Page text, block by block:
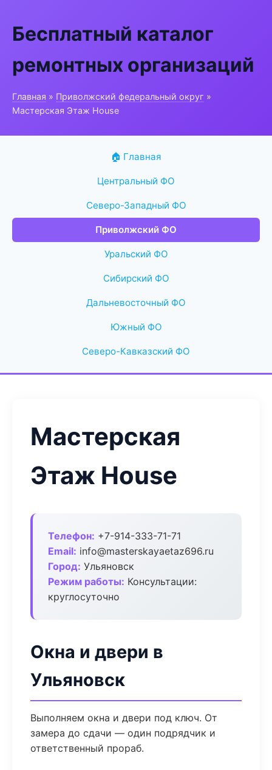
Бесплатный каталог
ремонтных организаций
Главная » Приволжский федеральный округ »
Мастерская Этаж House
🏠 Главная
Центральный ФО
Северо-Западный ФО
Приволжский ФО
Уральский ФО
Сибирский ФО
Дальневосточный ФО
Южный ФО
Северо-Кавказский ФО
Мастерская
Этаж House
Телефон: +7-914-333-71-71
Email: info@masterskayaetaz696.ru
Город: Ульяновск
Режим работы: Консультации:
круглосуточно
Окна и двери в
Ульяновск
Выполняем окна и двери под ключ. От
замера до сдачи — один подрядчик и
ответственный прораб.